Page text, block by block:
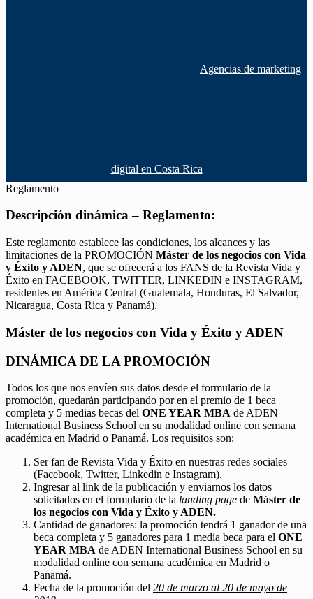
Agencias de marketing
digital en Costa Rica
Reglamento
Descripción dinámica – Reglamento:
Este reglamento establece las condiciones, los alcances y las
limitaciones de la PROMOCIÓN Máster de los negocios con Vida
y Éxito y ADEN, que se ofrecerá a los FANS de la Revista Vida y
Éxito en FACEBOOK, TWITTER, LINKEDIN e INSTAGRAM,
residentes en América Central (Guatemala, Honduras, El Salvador,
Nicaragua, Costa Rica y Panamá).
Máster de los negocios con Vida y Éxito y ADEN
DINÁMICA DE LA PROMOCIÓN
Todos los que nos envíen sus datos desde el formulario de la
promoción, quedarán participando por en el premio de 1 beca
completa y 5 medias becas del ONE YEAR MBA de ADEN
International Business School en su modalidad online con semana
académica en Madrid o Panamá. Los requisitos son:
Ser fan de Revista Vida y Éxito en nuestras redes sociales
(Facebook, Twitter, Linkedin e Instagram).
Ingresar al link de la publicación y enviarnos los datos
solicitados en el formulario de la landing page de Máster de
los negocios con Vida y Éxito y ADEN.
Cantidad de ganadores: la promoción tendrá 1 ganador de una
beca completa y 5 ganadores para 1 media beca para el ONE
YEAR MBA de ADEN International Business School en su
modalidad online con semana académica en Madrid o
Panamá.
Fecha de la promoción del 20 de marzo al 20 de mayo de